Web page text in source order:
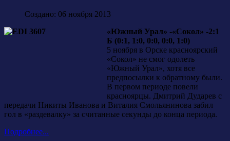
Создано: 06 ноября 2013
«Южный Урал» -«Сокол» -2:1
Б (0:1, 1:0, 0:0, 0:0, 1:0)
5 ноября в Орске красноярский
«Сокол» не смог одолеть
«Южный Урал», хотя все
предпосылки к обратному были.
В первом периоде повели
красноярцы. Дмитрий Дударев с
передачи Никиты Иванова и Виталия Смольянинова забил
гол в «раздевалку» за считанные секунды до конца периода.
Подробнее...